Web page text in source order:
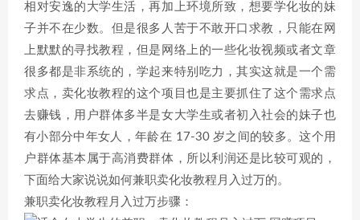
相对安逸的大学生活，再加上环境所致，想要学化妆的妹
子并不在少数。但是很多人苦于不敢开口求教，只能在网
上默默的寻找教程，但是网络上的一些化妆视频或者文章
很多都是非系统的，学起来特别吃力，其实这就是一个需
求点，卖化妆教程的这个项目也是主要抓住了这个需求点
去赚钱，用户群体多半是女大学生或者初入社会的妹子也
有小部分中年女人，年龄在 17-30 岁之间的较多。这个用
户群体基本属于高消费群体，所以利润还是比较可观的，
下面给大家说说如何兼职卖化妆教程月入过万的。
兼职卖化妆教程月入过万步骤：